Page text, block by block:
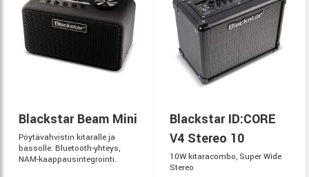
Blackstar Beam Mini
Pöytävahvistin kitaralle ja
bassolle. Bluetooth-yhteys,
NAM-kaappausintegrointi.
Blackstar ID:CORE
V4 Stereo 10
10W kitaracombo, Super Wide
Stereo